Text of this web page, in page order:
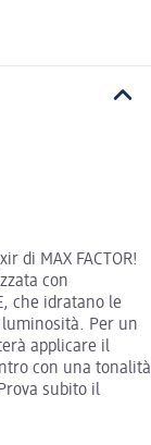
di MAX FACTOR!
con
che idratano le
Per un
applicare il
con una tonalità
subito il